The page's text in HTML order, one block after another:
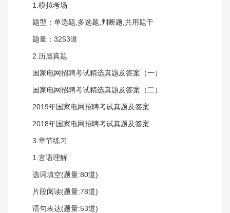
1.模拟考场
题型：单选题,多选题,判断题,共用题干
题量：3253道
2.历届真题
国家电网招聘考试精选真题及答案（一）
国家电网招聘考试精选真题及答案（二）
2019年国家电网招聘考试真题及答案
2018年国家电网招聘考试真题及答案
3.章节练习
1.言语理解
选词填空(题量:80道)
片段阅读(题量:78道)
语句表达(题量:53道)